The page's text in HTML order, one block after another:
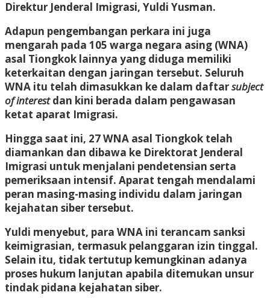
Direktur Jenderal Imigrasi, Yuldi Yusman.
Adapun pengembangan perkara ini juga
mengarah pada 105 warga negara asing (WNA)
asal Tiongkok lainnya yang diduga memiliki
keterkaitan dengan jaringan tersebut. Seluruh
WNA itu telah dimasukkan ke dalam daftarsubject
of interestdan kini berada dalam pengawasan
ketat aparat Imigrasi.
Hingga saat ini, 27 WNA asal Tiongkok telah
diamankan dan dibawa ke Direktorat Jenderal
Imigrasi untuk menjalani pendetensian serta
pemeriksaan intensif. Aparat tengah mendalami
peran masing-masing individu dalam jaringan
kejahatan siber tersebut.
Yuldi menyebut, para WNA ini terancam sanksi
keimigrasian, termasuk pelanggaran izin tinggal.
Selain itu, tidak tertutup kemungkinan adanya
proses hukum lanjutan apabila ditemukan unsur
tindak pidana kejahatan siber.